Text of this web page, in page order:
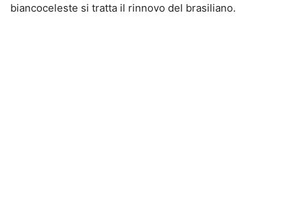
biancoceleste si tratta il rinnovo del brasiliano.